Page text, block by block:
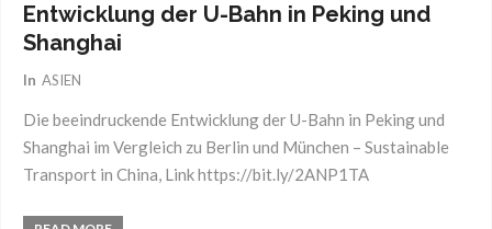
Entwicklung der U-Bahn in Peking und
Shanghai
In ASIEN
Die beeindruckende Entwicklung der U-Bahn in Peking und
Shanghai im Vergleich zu Berlin und München – Sustainable
Transport in China, Link https://bit.ly/2ANP1TA